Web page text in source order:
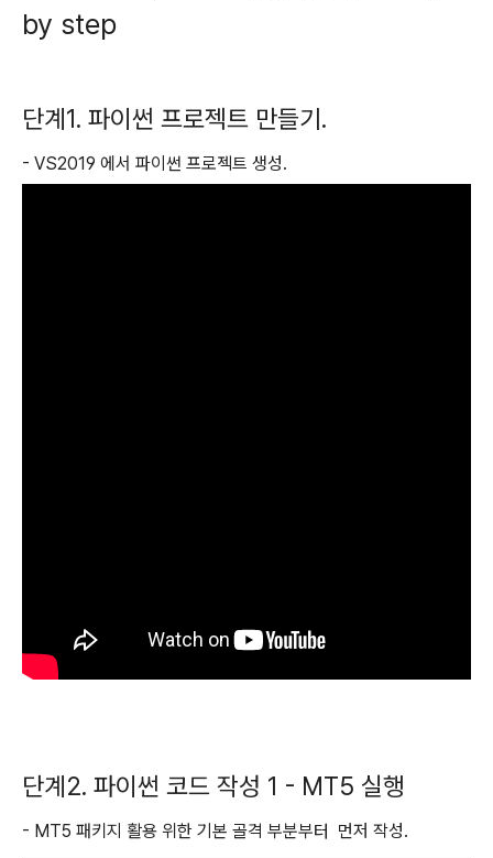
by step
단계1. 파이썬 프로젝트 만들기.
- VS2019 에서 파이썬 프로젝트 생성.
단계2. 파이썬 코드 작성 1 - MT5 실행
- MT5 패키지 활용 위한 기본 골격 부분부터 먼저 작성.